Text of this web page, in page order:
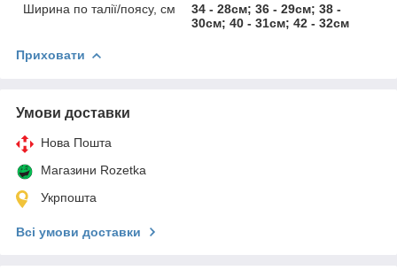
Ширина по талії/поясу, см
34 - 28см; 36 - 29см; 38 -
30см; 40 - 31см; 42 - 32см
Приховати
Умови доставки
Нова Пошта
Магазини Rozetka
Укрпошта
Всі умови доставки